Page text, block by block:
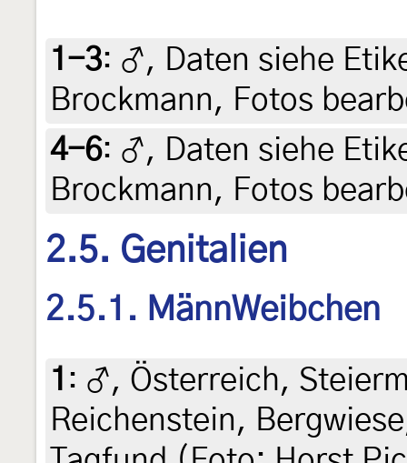
1-3: ♂, Daten siehe
Brockmann, Fotos
4-6: ♂, Daten siehe
Brockmann, Fotos
2.5. Genitalien
2.5.1. MännWeibchen
1 : ♂, Österreich,
Reichenstein,